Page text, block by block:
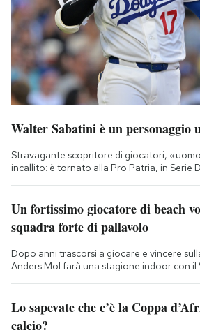
Walter Sabatini è un personaggio
Stravagante scopritore di giocatori,
incallito: è tornato alla Pro Patria, in Serie D
Un fortissimo giocatore di beach
squadra forte di pallavolo
Dopo anni trascorsi a giocare e vincere
Anders Mol farà una stagione indoor con il
Lo sapevate che c’è la Coppa
calcio?